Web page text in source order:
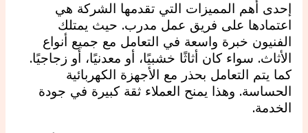
إحدى أهم المميزات التي تقدمها الشركة هي
اعتمادها على فريق عمل مدرب. حيث يمتلك
الفنيون خبرة واسعة في التعامل مع جميع أنواع
الأثاث. سواء كان أثاثًا خشبيًا، أو معدنيًا، أو زجاجيًا.
كما يتم التعامل بحذر مع الأجهزة الكهربائية
الحساسة. وهذا يمنح العملاء ثقة كبيرة في جودة
الخدمة.